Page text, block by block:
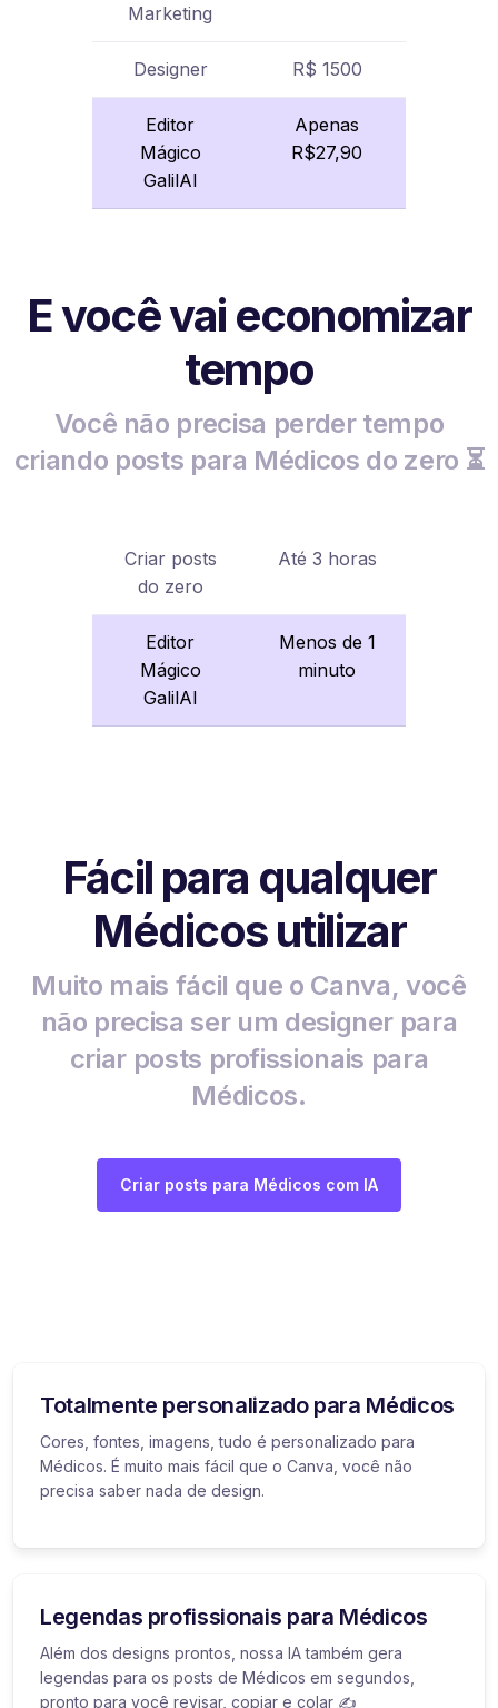
Marketing
Designer R$ 1500
Editor
Mágico
GalilAI
Apenas
R$27,90
E você vai economizar
tempo
Você não precisa perder tempo
criando posts para Médicos do zero ⏳
Criar posts
do zero
Até 3 horas
Editor
Mágico
GalilAI
Menos de 1
minuto
Fácil para qualquer
Médicos utilizar
Muito mais fácil que o Canva, você
não precisa ser um designer para
criar posts profissionais para
Médicos.
Criar posts para Médicos com IA
Totalmente personalizado para Médicos
Cores, fontes, imagens, tudo é personalizado para
Médicos. É muito mais fácil que o Canva, você não
precisa saber nada de design.
Legendas profissionais para Médicos
Além dos designs prontos, nossa IA também gera
legendas para os posts de Médicos em segundos,
pronto para você revisar, copiar e colar ✍️